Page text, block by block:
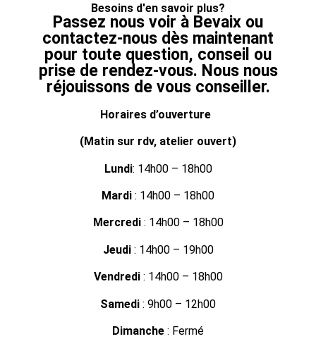
Besoins d'en savoir plus?
Passez nous voir à Bevaix ou
contactez-nous dès maintenant
pour toute question, conseil ou
prise de rendez-vous. Nous nous
réjouissons de vous conseiller.
Horaires d’ouverture
(Matin sur rdv, atelier ouvert)
Lundi: 14h00 – 18h00
Mardi : 14h00 – 18h00
Mercredi: 14h00 – 18h00
Jeudi: 14h00 – 19h00
Vendredi: 14h00 – 18h00
Samedi : 9h00 – 12h00
Dimanche : Fermé